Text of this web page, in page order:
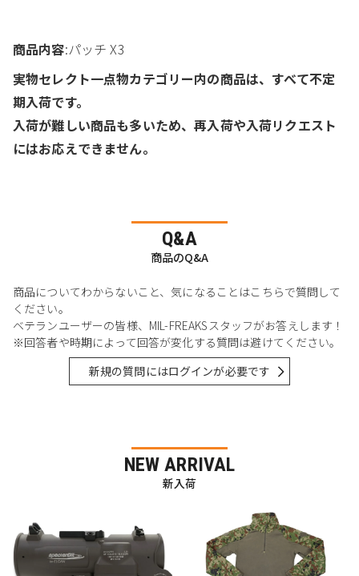
商品内容:パッチ X3
実物セレクト一点物カテゴリー内の商品は、すべて不定
期入荷です。
入荷が難しい商品も多いため、再入荷や入荷リクエスト
にはお応えできません。
Q&A
商品のQ&A
商品についてわからないこと、気になることはこちらで質問して
ください。
ベテランユーザーの皆様、MIL-FREAKSスタッフがお答えします！
※回答者や時期によって回答が変化する質問は避けてください。
新規の質問にはログインが必要です
NEW ARRIVAL
新入荷